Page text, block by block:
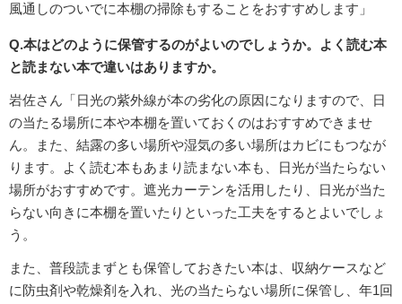
風通しのついでに本棚の掃除もすることをおすすめします」
Q.本はどのように保管するのがよいのでしょうか。よく読む本
と読まない本で違いはありますか。
岩佐さん「日光の紫外線が本の劣化の原因になりますので、日
の当たる場所に本や本棚を置いておくのはおすすめできませ
ん。また、結露の多い場所や湿気の多い場所はカビにもつなが
ります。よく読む本もあまり読まない本も、日光が当たらない
場所がおすすめです。遮光カーテンを活用したり、日光が当た
らない向きに本棚を置いたりといった工夫をするとよいでしょ
う。
また、普段読まずとも保管しておきたい本は、収納ケースなど
に防虫剤や乾燥剤を入れ、光の当たらない場所に保管し、年1回